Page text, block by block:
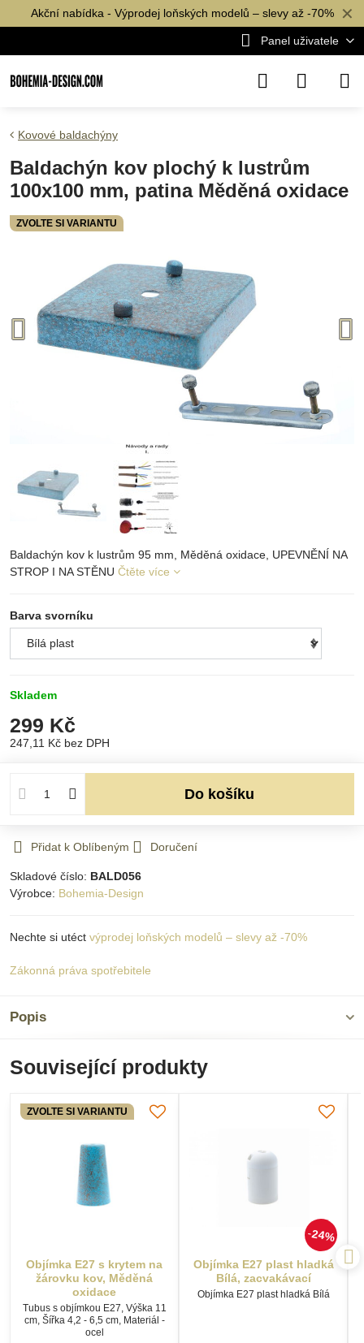
✕
Akční nabídka - Výprodej loňských modelů – slevy až -70%
Panel uživatele
ZVOLTE SI VARIANTU
Kovové baldachýny
Baldachýn kov plochý k lustrům
100x100 mm, patina Měděná oxidace
Baldachýn kov k lustrům 95 mm, Měděná oxidace, UPEVNĚNÍ NA
STROP I NA STĚNU Čtěte více
Barva svorníku
Skladem
299 Kč
247,11 Kč bez DPH
Do košíku
Přidat k Oblíbeným Doručení
Skladové číslo: BALD056
Výrobce: Bohemia-Design
Nechte si utéct výprodej loňských modelů – slevy až -70%
Zákonná práva spotřebitele
Popis
Související produkty
ZVOLTE SI VARIANTU
Objímka E27 s krytem na
žárovku kov, Měděná
oxidace
Tubus s objímkou E27, Výška 11
cm, Šířka 4,2 - 6,5 cm, Materiál -
ocel
24%
Objímka E27 plast hladká
Bílá, zacvakávací
Objímka E27 plast hladká Bílá